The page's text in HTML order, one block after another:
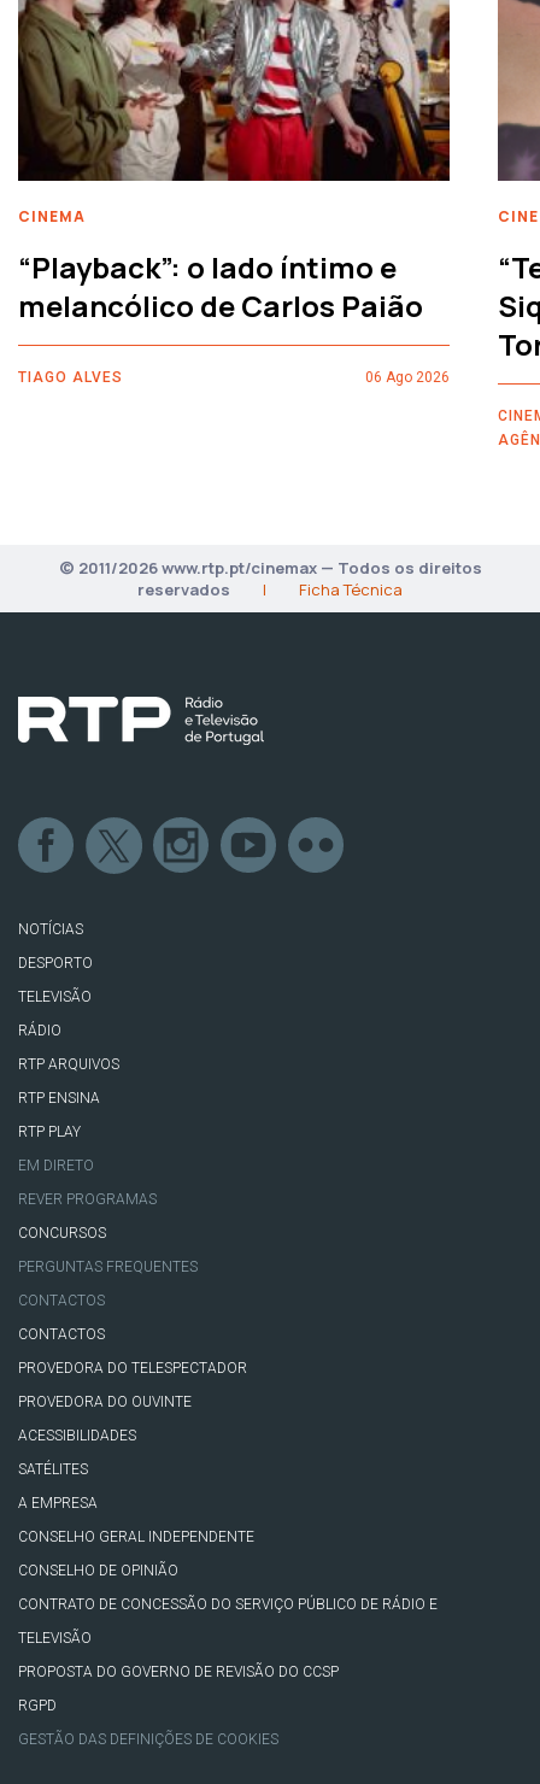
CINEMA
“Playback”: o lado íntimo e
melancólico de Carlos Paião
TIAGO ALVES 06 Ago 2026
© 2011/2026 www.rtp.pt/cinemax — Todos os direitos
reservados
| Ficha Técnica
NOTÍCIAS
DESPORTO
TELEVISÃO
RÁDIO
RTP ARQUIVOS
RTP ENSINA
RTP PLAY
EM DIRETO
REVER PROGRAMAS
CONCURSOS
PERGUNTAS FREQUENTES
CONTACTOS
CONTACTOS
PROVEDORA DO TELESPECTADOR
PROVEDORA DO OUVINTE
ACESSIBILIDADES
SATÉLITES
A EMPRESA
CONSELHO GERAL INDEPENDENTE
CONSELHO DE OPINIÃO
CONTRATO DE CONCESSÃO DO SERVIÇO PÚBLICO DE RÁDIO E
TELEVISÃO
PROPOSTA DO GOVERNO DE REVISÃO DO CCSP
RGPD
GESTÃO DAS DEFINIÇÕES DE COOKIES